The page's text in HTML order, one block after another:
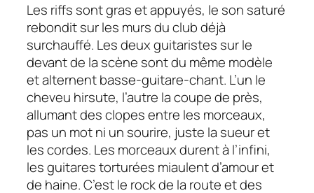
Les riffs sont gras et appuyés, le son saturé
rebondit sur les murs du club déjà
surchauffé. Les deux guitaristes sur le
devant de la scène sont du même modèle
et alternent basse-guitare-chant. L’un le
cheveu hirsute, l’autre la coupe de près,
allumant des clopes entre les morceaux,
pas un mot ni un sourire, juste la sueur et
les cordes. Les morceaux durent à l’infini,
les guitares torturées miaulent d’amour et
de haine. C’est le rock de la route et des